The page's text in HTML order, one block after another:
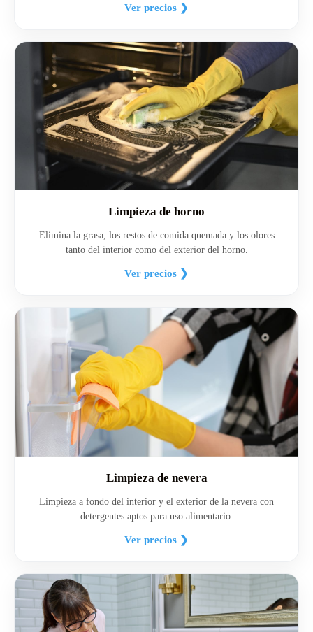
Ver precios ❯
Limpieza de horno
Elimina la grasa, los restos de comida quemada y los olores
tanto del interior como del exterior del horno.
Ver precios ❯
Limpieza de nevera
Limpieza a fondo del interior y el exterior de la nevera con
detergentes aptos para uso alimentario.
Ver precios ❯